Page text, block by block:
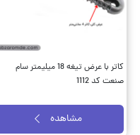
کاتر با عرض تیغه 18 میلیمتر سام
صنعت کد 1112
مشاهده